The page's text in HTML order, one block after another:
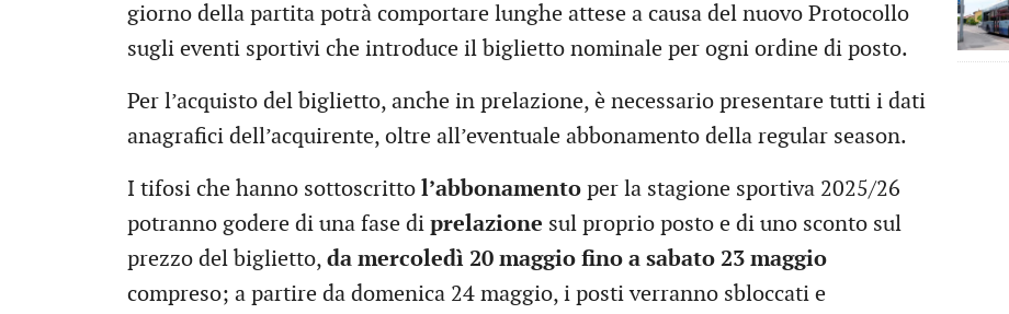
giorno della partita potrà comportare lunghe attese a causa del nuovo Protocollo
sugli eventi sportivi che introduce il biglietto nominale per ogni ordine di posto.
Per l’acquisto del biglietto, anche in prelazione, è necessario presentare tutti i dati
anagrafici dell’acquirente, oltre all’eventuale abbonamento della regular season.
I tifosi che hanno sottoscritto l’abbonamento per la stagione sportiva 2025/26
potranno godere di una fase di prelazione sul proprio posto e di uno sconto sul
prezzo del biglietto, da mercoledì 20 maggio fino a sabato 23 maggio
compreso; a partire da domenica 24 maggio, i posti verranno sbloccati e